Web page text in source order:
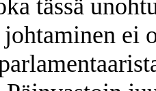
tässä
ei